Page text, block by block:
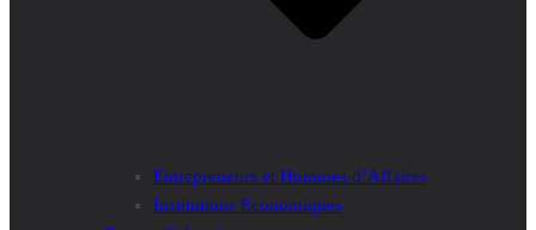
Entrepreneurs et Hommes d’Affaires
Institutions Economiques